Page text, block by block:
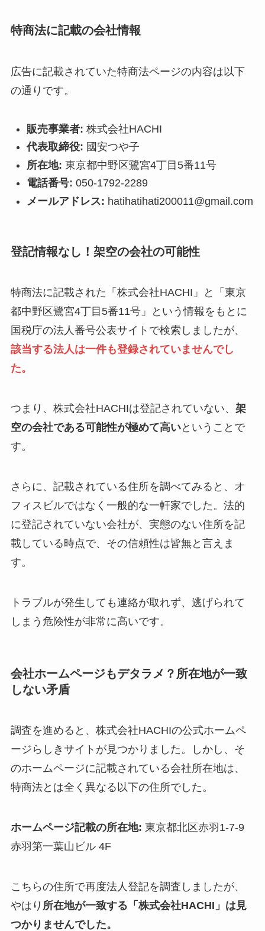
特商法に記載の会社情報
広告に記載されていた特商法ページの内容は以下
の通りです。
販売事業者: 株式会社HACHI
代表取締役: 國安つや子
所在地: 東京都中野区鷺宮4丁目5番11号
電話番号: 050-1792-2289
メールアドレス: hatihatihati200011@gmail.com
登記情報なし！架空の会社の可能性
特商法に記載された「株式会社HACHI」と「東京
都中野区鷺宮4丁目5番11号」という情報をもとに
国税庁の法人番号公表サイトで検索しましたが、
該当する法人は一件も登録されていませんでし
た。
つまり、株式会社HACHIは登記されていない、 架
空の会社である可能性が極めて高いということで
す。
さらに、記載されている住所を調べてみると、オ
フィスビルではなく一般的な一軒家でした。法的
に登記されていない会社が、実態のない住所を記
載している時点で、その信頼性は皆無と言えま
す。
トラブルが発生しても連絡が取れず、逃げられて
しまう危険性が非常に高いです。
会社ホームページもデタラメ？所在地が一致
しない矛盾
調査を進めると、株式会社HACHIの公式ホームペ
ージらしきサイトが見つかりました。しかし、そ
のホームページに記載されている会社所在地は、
特商法とは全く異なる以下の住所でした。
ホームページ記載の所在地: 東京都北区赤羽1-7-9
赤羽第一葉山ビル 4F
こちらの住所で再度法人登記を調査しましたが、
やはり 所在地が一致する「株式会社HACHI」は見
つかりませんでした。